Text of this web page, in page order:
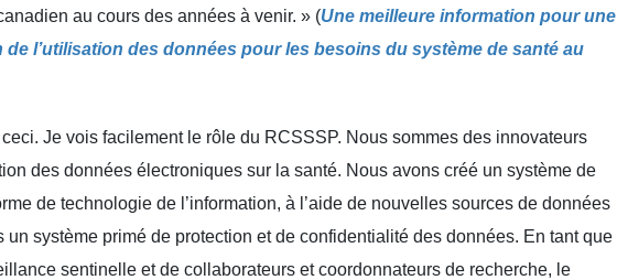
au cours des années à venir. » (Une meilleure information pour une
l’utilisation des données pour les besoins du système de santé au
ceci. Je vois facilement le rôle du RCSSSP. Nous sommes des innovateurs
des données électroniques sur la santé. Nous avons créé un système de
de technologie de l’information, à l’aide de nouvelles sources de données
un système primé de protection et de confidentialité des données. En tant que
sentinelle et de collaborateurs et coordonnateurs de recherche, le